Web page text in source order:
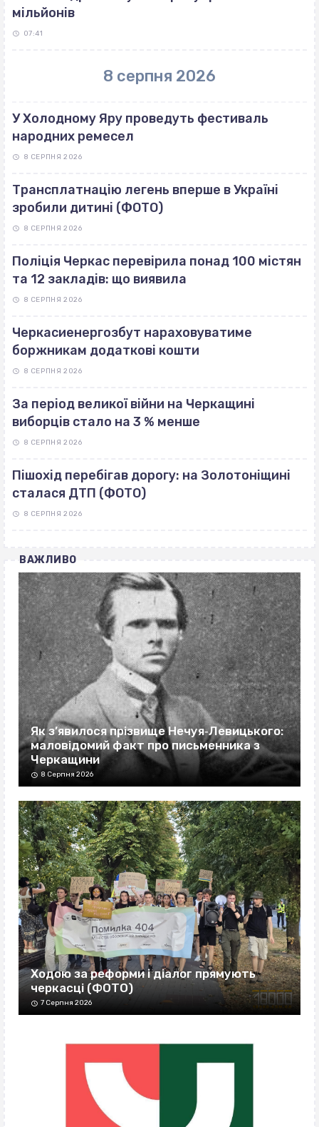
мільйонів
07:41
8 серпня 2026
У Холодному Яру проведуть фестиваль
народних ремесел
8 СЕРПНЯ 2026
Трансплатнацію легень вперше в Україні
зробили дитині (ФОТО)
8 СЕРПНЯ 2026
Поліція Черкас перевірила понад 100 містян
та 12 закладів: що виявила
8 СЕРПНЯ 2026
Черкасиенергозбут нараховуватиме
боржникам додаткові кошти
8 СЕРПНЯ 2026
За період великої війни на Черкащині
виборців стало на 3 % менше
8 СЕРПНЯ 2026
Пішохід перебігав дорогу: на Золотоніщині
сталася ДТП (ФОТО)
8 СЕРПНЯ 2026
ВАЖЛИВО
Як з’явилося прізвище Нечуя‐Левицького:
маловідомий факт про письменника з
Черкащини
8 Серпня 2026
Ходою за реформи і діалог прямують
черкасці (ФОТО)
7 Серпня 2026